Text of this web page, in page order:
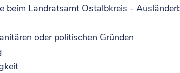
Landratsamt Ostalbkreis -
oder politischen Gründen